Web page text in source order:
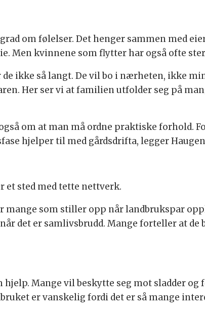
om følelser. Det henger sammen med
Men kvinnene som flytter har også ofte
de ikke så langt. De vil bo i nærheten, ikke
Her ser vi at familien utfolder seg på
om at man må ordne praktiske forhold.
hjelper til med gårdsdrifta, legger
et sted med tette nettverk.
mange som stiller opp når landbrukspar
det er samlivsbrudd. Mange forteller at
hjelp. Mange vil beskytte seg mot sladder
er vanskelig fordi det er så mange